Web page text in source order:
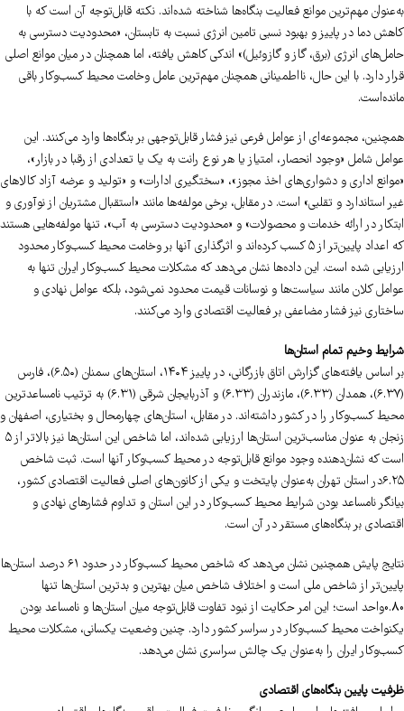
به‌عنوان مهم‌ترین موانع فعالیت بنگاه‌ها شناخته شده‌اند. نکته قابل‌توجه آن است که با
کاهش دما در پاییز و بهبود نسبی تامین انرژی نسبت به تابستان، «محدودیت دسترسی به
حامل‌های انرژی (برق، گاز و گازوئیل)» اندکی کاهش یافته، اما همچنان در میان موانع اصلی
قرار دارد. با این حال، نااطمینانی همچنان مهم‌ترین عامل وخامت محیط کسب‌وکار باقی
مانده‌است.
همچنین، مجموعه‌ای از عوامل فرعی نیز فشار قابل‌توجهی بر بنگاه‌ها وارد می‌کنند. این
عوامل شامل «وجود انحصار، امتیاز یا هر نوع رانت به یک یا تعدادی از رقبا در بازار»،
«موانع اداری و دشواری‌های اخذ مجوز»، «سختگیری ادارات» و «تولید و عرضه آزاد کالاهای
غیر استاندارد و تقلبی» است. در مقابل، برخی مولفه‌ها مانند «استقبال مشتریان از نوآوری و
ابتکار در ارائه خدمات و محصولات» و «محدودیت دسترسی به آب»، تنها مولفه‌هایی هستند
که اعداد پایین‌تر از ۵ کسب کرده‌اند و اثرگذاری آنها بر وخامت محیط کسب‌وکار محدود
ارزیابی شده است. این داده‌ها نشان می‌دهد که مشکلات محیط کسب‌وکار ایران تنها به
عوامل کلان مانند سیاست‌ها و نوسانات قیمت محدود نمی‌شود، بلکه عوامل نهادی و
ساختاری نیز فشار مضاعفی بر فعالیت اقتصادی وارد می‌کنند.
شرایط وخیم تمام استان‌ها
بر اساس یافته‌های گزارش اتاق بازرگانی، در پاییز ۱۴۰۴، استان‌های سمنان (۶.۵۰)، فارس
(۶.۳۷)، همدان (۶.۳۳)، مازندران (۶.۳۳) و آذربایجان شرقی (۶.۳۱) به ترتیب نامساعدترین
محیط کسب‌وکار را در کشور داشته‌اند. در مقابل، استان‌های چهارمحال و بختیاری، اصفهان و
زنجان به عنوان مناسب‌ترین استان‌ها ارزیابی شده‌اند، اما شاخص این استان‌ها نیز بالاتر از ۵
است که نشان‌دهنده وجود موانع قابل‌توجه در محیط کسب‌وکار آنها است. ثبت شاخص
۶.۲۵در استان تهران به‌عنوان پایتخت و یکی از کانون‌های اصلی فعالیت اقتصادی کشور،
بیانگر نامساعد بودن شرایط محیط کسب‌وکار در این استان و تداوم فشارهای نهادی و
اقتصادی بر بنگاه‌های مستقر در آن است.
نتایج پایش همچنین نشان می‌دهد که شاخص محیط کسب‌وکار در حدود ۶۱ درصد استان‌ها
پایین‌تر از شاخص ملی است و اختلاف شاخص میان بهترین و بدترین استان‌ها تنها
0.80واحد است؛ این امر حکایت از نبود تفاوت قابل‌توجه میان استان‌ها و نامساعد بودن
یکنواخت محیط کسب‌وکار در سراسر کشور دارد. چنین وضعیت یکسانی، مشکلات محیط
کسب‌وکار ایران را به‌عنوان یک چالش سراسری نشان می‌دهد.
ظرفیت پایین بنگاه‌های اقتصادی